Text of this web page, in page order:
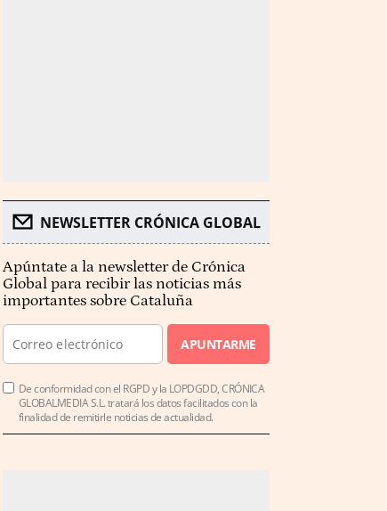
NEWSLETTER CRÓNICA GLOBAL
Apúntate a la newsletter de Crónica
Global para recibir las noticias más
importantes sobre Cataluña
APUNTARME
De conformidad con el RGPD y la LOPDGDD, CRÓNICA
GLOBALMEDIA S.L. tratará los datos facilitados con la
finalidad de remitirle noticias de actualidad.